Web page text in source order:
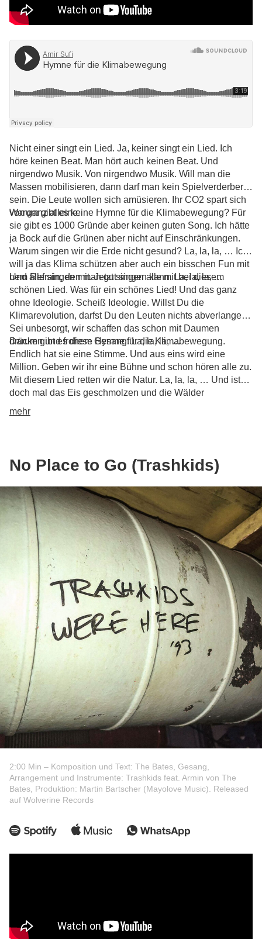
Nicht einer singt ein Lied. Ja, keiner singt ein Lied. Ich
höre keinen Beat. Man hört auch keinen Beat. Und
nirgendwo Musik. Von nirgendwo Musik. Will man die
Massen mobilisieren, dann darf man kein Spielverderber
sein. Die Leute wollen sich amüsieren. Ihr CO2 spart sich
von ganz alleine.
Warum gibt es keine Hymne für die Klimabewegung? Für
sie gibt es 1000 Gründe aber keinen guten Song. Ich hätte
ja Bock auf die Grünen aber nicht auf Einschränkungen.
Warum singen wir die Erde nicht gesund? La, la, la, … Ich
will ja das Klima schützen aber auch ein bisschen Fun mit
nem Refrain, den man gut singen kann. La, la, la, …
Und alle singen mit. Jetzt singen alle mit bei diesem
schönen Lied. Was für ein schönes Lied! Und das ganz
ohne Ideologie. Scheiß Ideologie. Willst Du die
Klimarevolution, darfst Du den Leuten nichts abverlangen.
Sei unbesorgt, wir schaffen das schon mit Daumen
drücken und frohem Gesang. La, la, la, …
Darum gibt es diese Hymne für die Klimabewegung.
Endlich hat sie eine Stimme. Und aus eins wird eine
Million. Geben wir ihr eine Bühne und schon hören alle zu.
Mit diesem Lied retten wir die Natur. La, la, la, … Und ist
doch mal das Eis geschmolzen und die Wälder
abgebrannt, dann singen wir ein letztes Mal zusammen.
La, la, la, …
mehr
No Place to Go (Trashkids)
2:00 Min – Komposition und Text: The Bates, Gesang,
Arrangement und Instrumente: Trashkids feat. Armin von The
Bates, Produktion: Martin Bartscher (Mayolove Music). Released
auf Wolverine Records